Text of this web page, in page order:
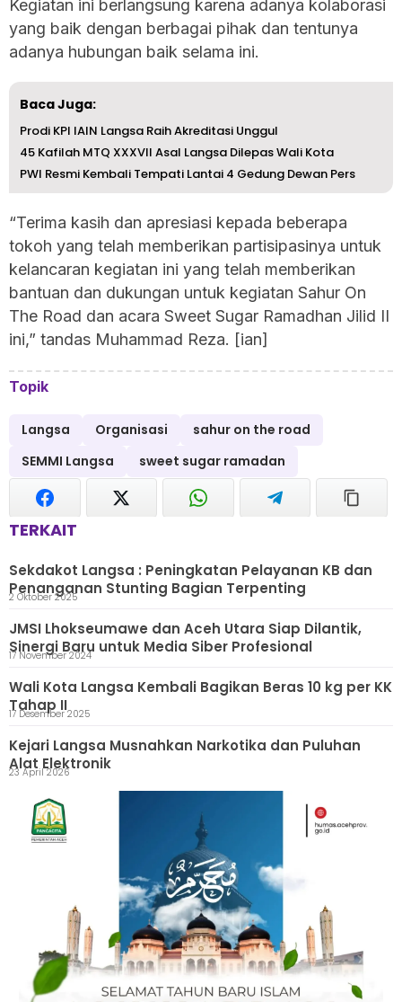
Kegiatan ini berlangsung karena adanya kolaborasi
yang baik dengan berbagai pihak dan tentunya
adanya hubungan baik selama ini.
Baca Juga:
Prodi KPI IAIN Langsa Raih Akreditasi Unggul
45 Kafilah MTQ XXXVII Asal Langsa Dilepas Wali Kota
PWI Resmi Kembali Tempati Lantai 4 Gedung Dewan Pers
“Terima kasih dan apresiasi kepada beberapa
tokoh yang telah memberikan partisipasinya untuk
kelancaran kegiatan ini yang telah memberikan
bantuan dan dukungan untuk kegiatan Sahur On
The Road dan acara Sweet Sugar Ramadhan Jilid II
ini,” tandas Muhammad Reza. [ian]
Topik
Langsa Organisasi
sahur on the road
SEMMI Langsa
sweet sugar ramadan
TERKAIT
Sekdakot Langsa : Peningkatan Pelayanan KB dan
Penanganan Stunting Bagian Terpenting
2 Oktober 2025
JMSI Lhokseumawe dan Aceh Utara Siap Dilantik,
Sinergi Baru untuk Media Siber Profesional
17 November 2024
Wali Kota Langsa Kembali Bagikan Beras 10 kg per KK
Tahap II17 Desember 2025
Kejari Langsa Musnahkan Narkotika dan Puluhan
Alat Elektronik
23 April 2026